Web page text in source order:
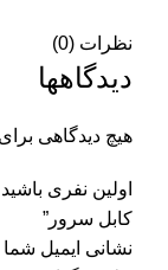
نظرات (0)
دیدگاهها
هیچ دیدگاهی
اولین نفری
کابل سرور”
نشانی ایمیل